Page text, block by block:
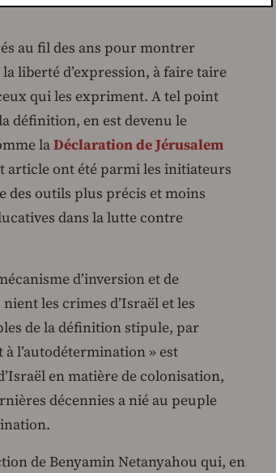
au fil des ans pour montrer
liberté d’expression, à faire taire
qui les expriment. A tel point
définition, en est devenu le
laDéclaration de Jérusalem
article ont été parmi les initiateurs
des outils plus précis et moins
dans la lutte contre
d’inversion et de
les crimes d’Israël et les
de la définition stipule, par
l’autodétermination » est
en matière de colonisation,
décennies a nié au peuple
de Benyamin Netanyahou qui, en